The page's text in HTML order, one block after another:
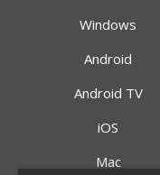
Windows
Android
Android TV
iOS
Mac